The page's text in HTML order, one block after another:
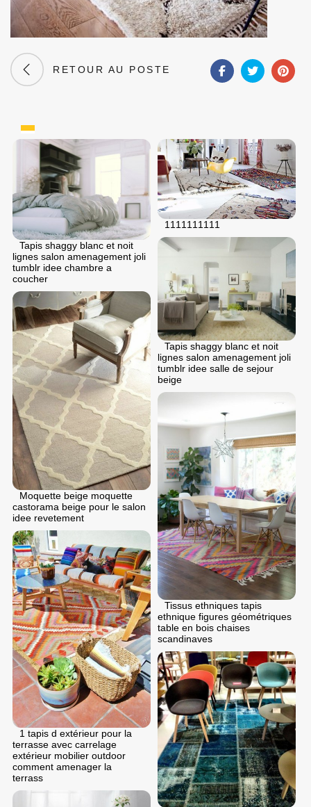
RETOUR AU POSTE
Tapis shaggy blanc et noit
lignes salon amenagement joli
tumblr idee chambre a
coucher
1111111111
Tapis shaggy blanc et noit
lignes salon amenagement joli
tumblr idee salle de sejour
beige
Moquette beige moquette
castorama beige pour le salon
idee revetement
Tissus ethniques tapis
ethnique figures géométriques
table en bois chaises
scandinaves
1 tapis d extérieur pour la
terrasse avec carrelage
extérieur mobilier outdoor
comment amenager la
terrass